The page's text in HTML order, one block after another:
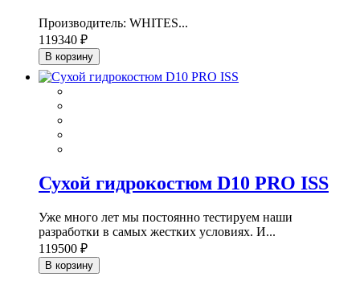
Производитель: WHITES...
119340 ₽
В корзину
Сухой гидрокостюм D10 PRO ISS
Уже много лет мы постоянно тестируем наши
разработки в самых жестких условиях. И...
119500 ₽
В корзину